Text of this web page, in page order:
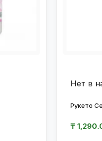
Нет в
Рукето
₸